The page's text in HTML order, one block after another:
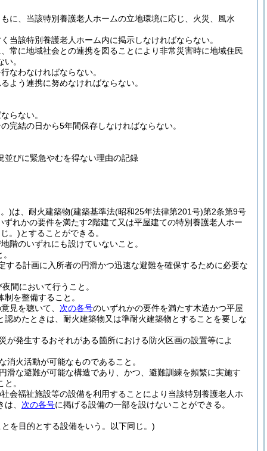
に、当該特別養護老人ホームの立地環境に応じ、火災、風水
当該特別養護老人ホーム内に掲示しなければならない。
常に地域社会との連携を図ることにより非常災害時に地域住民
。
なわなければならない。
よう連携に努めなければならない。
らない。
完結の日から5年間保存しなければならない。
並びに緊急やむを得ない理由の記録
)は、耐火建築物(建築基準法(昭和25年法律第201号)第2条第9号
ずれかの要件を満たす2階建て又は平屋建ての特別養護老人ホー
。)とすることができる。
階のいずれにも設けていないこと。
する計画に入所者の円滑かつ迅速な避難を確保するために必要な
間において行うこと。
を整備すること。
見を聴いて、 次の各号のいずれかの要件を満たす木造かつ平屋
めたときは、耐火建築物又は準耐火建築物とすることを要しな
発生するおそれがある箇所における防火区画の設置等によ
火活動が可能なものであること。
な避難が可能な構造であり、かつ、避難訓練を頻繁に実施す
。
会福祉施設等の設備を利用することにより当該特別養護老人ホ
、 次の各号に掲げる設備の一部を設けないことができる。
を目的とする設備をいう。以下同じ。)